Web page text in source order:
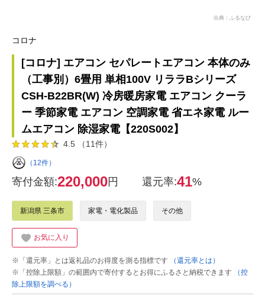
出典：ふるなび
コロナ
[コロナ] エアコン セパレートエアコン 本体のみ
（工事別）6畳用 単相100V リララBシリーズ
CSH-B22BR(W) 冷房暖房家電 エアコン クーラ
ー 季節家電 エアコン 空調家電 省エネ家電 ルー
ムエアコン 除湿家電【220S002】
4.5 （11件）
（12件）
寄付金額:220,000円 還元率:41%
新潟県 三条市 家電・電化製品 その他
お気に入り
※「還元率」とは返礼品のお得度を測る指標です
（還元率とは）
※「控除上限額」の範囲内で寄付するとお得にふるさと納税できます
（控
除上限額を調べる）